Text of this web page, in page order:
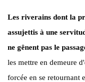
Les riverains dont la
assujettis à une
ne gênent pas le
les mettre en demeure
forcée en se retournant